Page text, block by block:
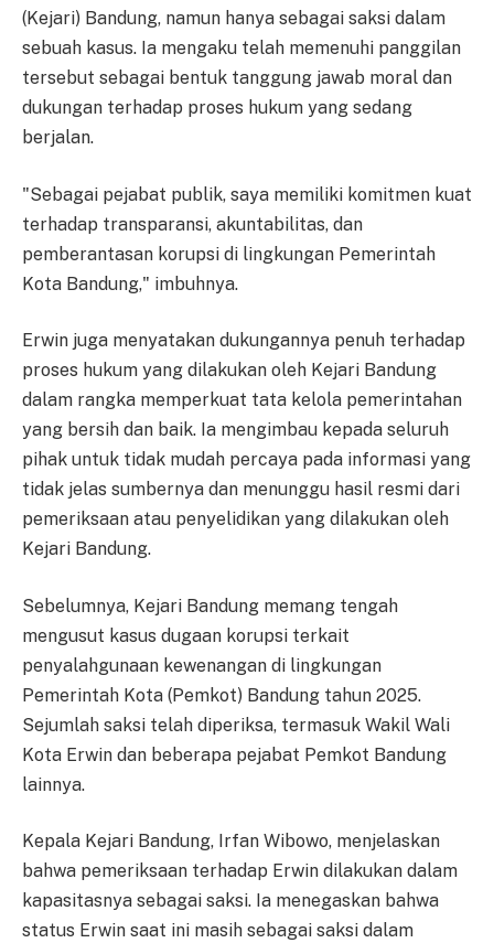
(Kejari) Bandung, namun hanya sebagai saksi dalam
sebuah kasus. Ia mengaku telah memenuhi panggilan
tersebut sebagai bentuk tanggung jawab moral dan
dukungan terhadap proses hukum yang sedang
berjalan.
"Sebagai pejabat publik, saya memiliki komitmen kuat
terhadap transparansi, akuntabilitas, dan
pemberantasan korupsi di lingkungan Pemerintah
Kota Bandung," imbuhnya.
Erwin juga menyatakan dukungannya penuh terhadap
proses hukum yang dilakukan oleh Kejari Bandung
dalam rangka memperkuat tata kelola pemerintahan
yang bersih dan baik. Ia mengimbau kepada seluruh
pihak untuk tidak mudah percaya pada informasi yang
tidak jelas sumbernya dan menunggu hasil resmi dari
pemeriksaan atau penyelidikan yang dilakukan oleh
Kejari Bandung.
Sebelumnya, Kejari Bandung memang tengah
mengusut kasus dugaan korupsi terkait
penyalahgunaan kewenangan di lingkungan
Pemerintah Kota (Pemkot) Bandung tahun 2025.
Sejumlah saksi telah diperiksa, termasuk Wakil Wali
Kota Erwin dan beberapa pejabat Pemkot Bandung
lainnya.
Kepala Kejari Bandung, Irfan Wibowo, menjelaskan
bahwa pemeriksaan terhadap Erwin dilakukan dalam
kapasitasnya sebagai saksi. Ia menegaskan bahwa
status Erwin saat ini masih sebagai saksi dalam